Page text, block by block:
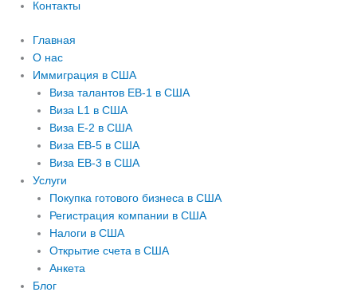
Контакты
Главная
О нас
Иммиграция в США
Виза талантов EB-1 в США
Виза L1 в США
Виза E-2 в США
Виза EB-5 в США
Виза EB-3 в США
Услуги
Покупка готового бизнеса в США
Регистрация компании в США
Налоги в США
Открытие счета в США
Анкета
Блог